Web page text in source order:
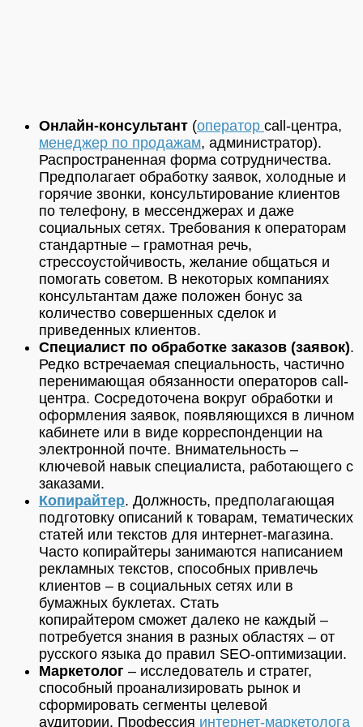
Онлайн-консультант (оператор call-центра,
менеджер по продажам, администратор).
Распространенная форма сотрудничества.
Предполагает обработку заявок, холодные и
горячие звонки, консультирование клиентов
по телефону, в мессенджерах и даже
социальных сетях. Требования к операторам
стандартные – грамотная речь,
стрессоустойчивость, желание общаться и
помогать советом. В некоторых компаниях
консультантам даже положен бонус за
количество совершенных сделок и
приведенных клиентов.
Специалист по обработке заказов (заявок).
Редко встречаемая специальность, частично
перенимающая обязанности операторов call-
центра. Сосредоточена вокруг обработки и
оформления заявок, появляющихся в личном
кабинете или в виде корреспонденции на
электронной почте. Внимательность –
ключевой навык специалиста, работающего с
заказами.
Копирайтер. Должность, предполагающая
подготовку описаний к товарам, тематических
статей или текстов для интернет-магазина.
Часто копирайтеры занимаются написанием
рекламных текстов, способных привлечь
клиентов – в социальных сетях или в
бумажных буклетах. Стать
копирайтером сможет далеко не каждый –
потребуется знания в разных областях – от
русского языка до правил SEO-оптимизации.
Маркетолог – исследователь и стратег,
способный проанализировать рынок и
сформировать сегменты целевой
аудитории. Профессия интернет-маркетолога